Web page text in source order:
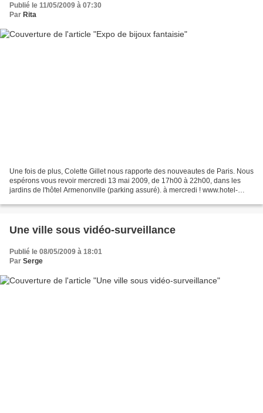
Publié le 11/05/2009 à 07:30
Par Rita
Une fois de plus, Colette Gillet nous rapporte des nouveautes de Paris. Nous
espérons vous revoir mercredi 13 mai 2009, de 17h00 à 22h00, dans les
jardins de l'hôtel Armenonville (parking assuré). à mercredi ! www.hotel-
Une ville sous vidéo-surveillance
Publié le 08/05/2009 à 18:01
Par Serge